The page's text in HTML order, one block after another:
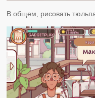
В общем, рисовать